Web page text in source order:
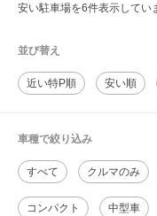
安い駐車場を6件表示してい
並び替え
近い特P順 安い順
車種で絞り込み
すべて クルマのみ
コンパクト 中型車